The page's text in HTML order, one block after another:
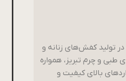
در تولید کفش‌های زنانه و
طبی و چرم تبریز، همواره
بالای کیفیت و